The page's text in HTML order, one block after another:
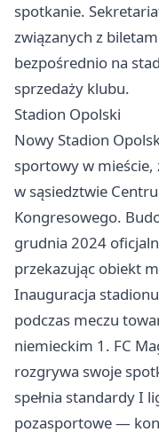
spotkanie.
związanych z
bezpośrednio na
sprzedaży klubu.
Stadion Opolski
Nowy Stadion
sportowy w mieście,
w sąsiedztwie
Kongresowego.
grudnia 2024
przekazując obiekt
Inauguracja
podczas meczu
niemieckim 1. FC
rozgrywa swoje
spełnia standardy I
pozasportowe —